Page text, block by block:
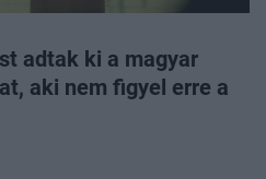
adtak ki a magyar
aki nem figyel erre a